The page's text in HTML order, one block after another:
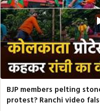
BJP members pelting
protest? Ranchi video